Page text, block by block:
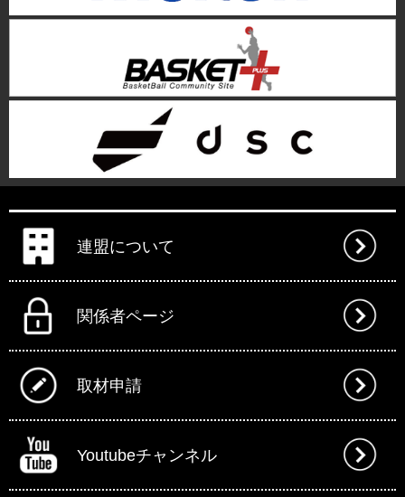
連盟について
関係者ページ
取材申請
Youtubeチャンネル